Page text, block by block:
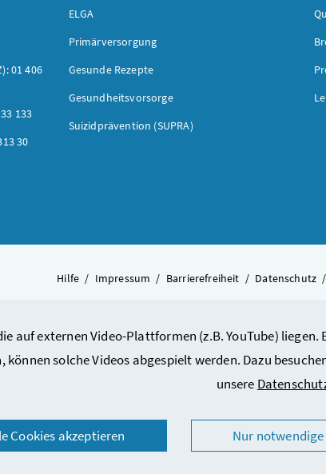
auf externen Video-Plattformen (z.B. YouTube)
können solche Videos abgespielt werden. Dazu
unsere
Cookies akzeptieren Nur
01 406
133
30
ELGA
Primärversorgung
Gesunde Rezepte
Gesundheitsvorsorge
Suizidprävention (SUPRA)
Hilfe / Impressum / Barrierefreiheit / Datenschutz /